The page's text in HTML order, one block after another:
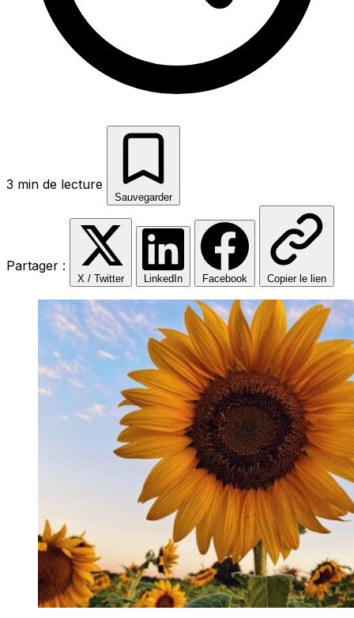
3 min de lecture
Sauvegarder
Partager :
X / Twitter LinkedIn Facebook Copier le lien